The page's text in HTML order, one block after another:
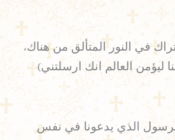
في النور المتألق من هناك،
ليؤمن العالم انك ارسلتني)
الذي يدعونا في نفس